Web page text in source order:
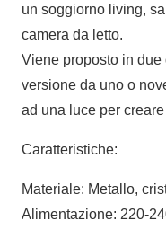
un soggiorno living,
camera da letto.
Viene proposto in
versione da uno o
ad una luce per
Caratteristiche:
Materiale: Metallo,
Alimentazione: 220-